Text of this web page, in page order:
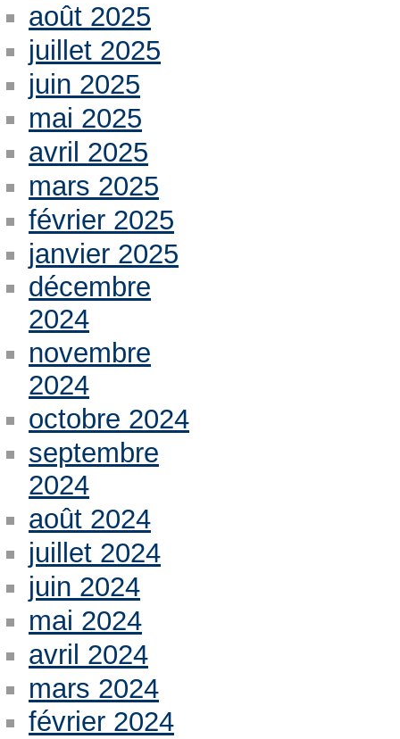
août 2025
juillet 2025
juin 2025
mai 2025
avril 2025
mars 2025
février 2025
janvier 2025
décembre
2024
novembre
2024
octobre 2024
septembre
2024
août 2024
juillet 2024
juin 2024
mai 2024
avril 2024
mars 2024
février 2024